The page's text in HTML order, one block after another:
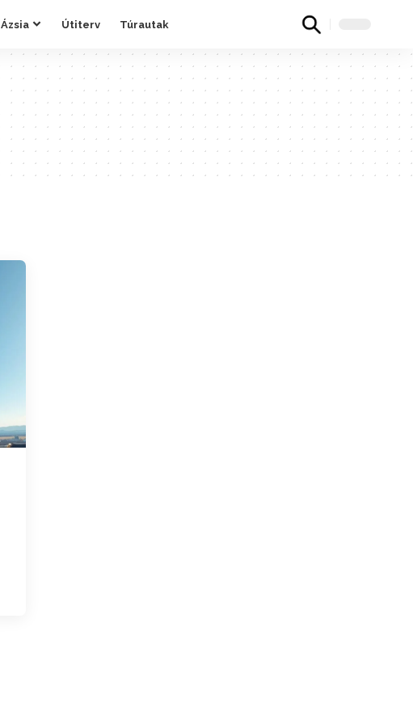
Ázsia Útiterv Túrautak